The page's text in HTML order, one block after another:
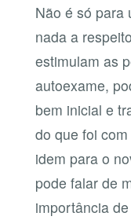
Não é só para
nada a
estimulam as
autoexame,
bem inicial e
do que foi
idem para o
pode falar de
importância